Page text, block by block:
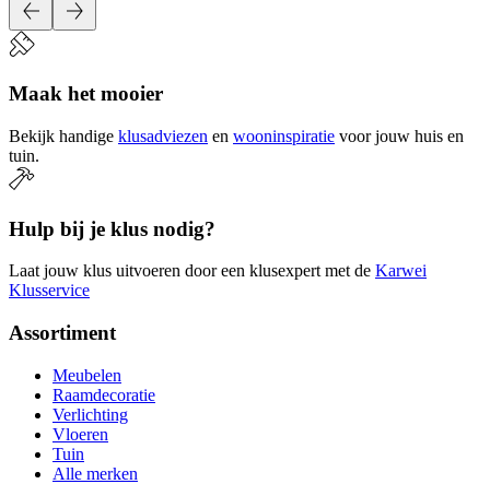
Maak het mooier
Bekijk handige klusadviezen en wooninspiratie voor jouw huis en
tuin.
Hulp bij je klus nodig?
Laat jouw klus uitvoeren door een klusexpert met de Karwei
Klusservice
Assortiment
Meubelen
Raamdecoratie
Verlichting
Vloeren
Tuin
Alle merken